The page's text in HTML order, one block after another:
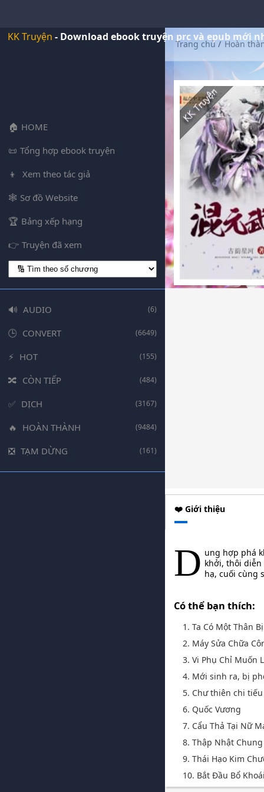
KK Truyện - Download ebook truyện prc và epub mới
HOME
Tổng hợp ebook truyện
Xem theo tác giả
Sơ đồ Website
Bảng xếp hạng
Truyện đã xem
AUDIO (6)
CONVERT (6649)
HOT (155)
CÒN TIẾP (484)
DỊCH (3167)
HOÀN THÀNH (9484)
TẠM DỪNG (161)
Trang chủ/ Hoàn
❤️ Giới thiệu
D ung hợp phá
khởi, thôi
hạ, cuối cùng
Có thể bạn thích:
1. Ta Có Một Thân
2. Máy Sửa Chữa
3. Vi Phụ Chỉ Muốn
4. Mới sinh ra, bị
5. Chư thiên chi
6. Quốc Vương
7. Cẩu Thả Tại Nữ
8. Thập Nhật Chung
9. Thái Hạo Kim
10. Bắt Đầu Bổ